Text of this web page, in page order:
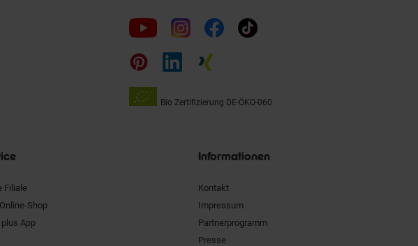
Folge
uns
auf
Bio Zertifizierung DE-ÖKO-060
Filiale
Shop
App
Informationen
Kontakt
Impressum
Partnerprogramm
Presse